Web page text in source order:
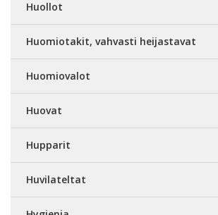
Huollot
Huomiotakit, vahvasti heijastavat
Huomiovalot
Huovat
Hupparit
Huvilateltat